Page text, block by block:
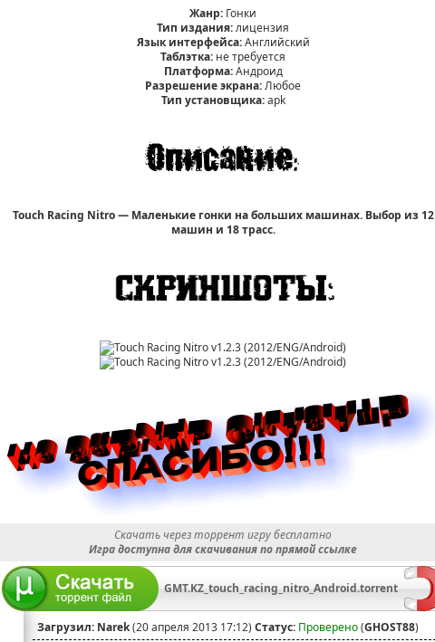
Жанр: Гонки
Тип издания:лицензия
Язык интерфейса:Английский
Таблэтка: не требуется
Платформа:Андроид
Разрешение экрана:Любое
Тип установщика:apk
Touch Racing Nitro — Маленькие гонки на больших машинах. Выбор из 12
машин и 18 трасс.
Скачать через торрент игру бесплатно
Игра доступна для скачивания по прямой ссылке
GMT.KZ_touch_racing_nitro_Android.torrent
Загрузил: Narek(20 апреля 2013 17:12) Статус: Проверено(GHOST88)